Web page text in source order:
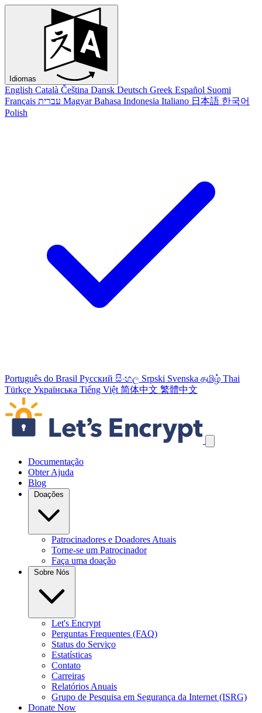
Idiomas
English Català Čeština Dansk Deutsch Greek Español Suomi
Français עברית Magyar Bahasa Indonesia Italiano 日本語 한국어
Polish
Português do Brasil Русский සිංහල Srpski Svenska தமிழ் Thai
Türkçe Українська Tiếng Việt 简体中文 繁體中文
Ignorar links de navegação
Documentação
Obter Ajuda
Blog
Doações
Patrocinadores e Doadores Atuais
Torne-se um Patrocinador
Faça uma doação
Sobre Nós
Let's Encrypt
Perguntas Frequentes (FAQ)
Status do Serviço
Estatísticas
Contato
Carreiras
Relatórios Anuais
Grupo de Pesquisa em Segurança da Internet (ISRG)
Donate Now